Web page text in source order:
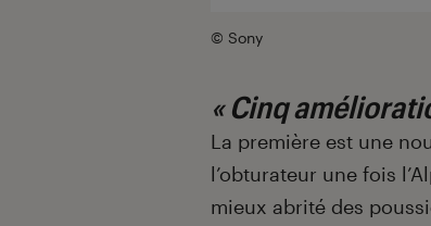
© Sony
« Cinq
La première est une
l’obturateur une fois
mieux abrité des